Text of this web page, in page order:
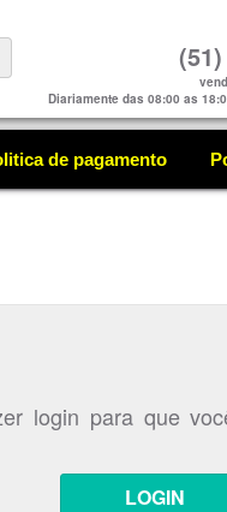
Diariamente das 08:00 as
de pagamento
login para que
LOGIN